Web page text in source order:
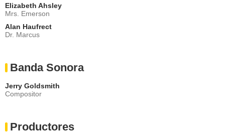
Elizabeth Ahsley
Mrs. Emerson
Alan Haufrect
Dr. Marcus
Banda Sonora
Jerry Goldsmith
Compositor
Productores